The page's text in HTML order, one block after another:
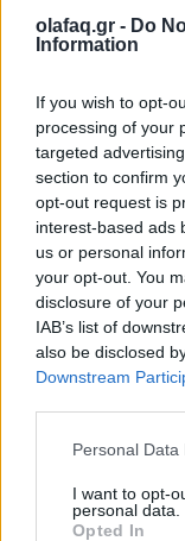
olafaq.gr - Do
Information
If you wish to opt-
processing of your
targeted
section to confirm
opt-out request is
interest-based ads
us or personal
your opt-out. You
disclosure of your
IAB’s list of
also be disclosed
Downstream
Personal
I want to opt-
personal data.
Opted In
Συνεντεύξεις
05.06.26
Η συγγραφέας
αστυνομικό